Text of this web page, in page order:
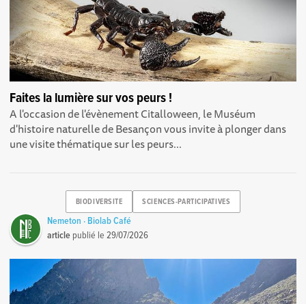
Faites la lumière sur vos peurs !
A l'occasion de l'évènement Citalloween, le Muséum
d'histoire naturelle de Besançon vous invite à plonger dans
une visite thématique sur les peurs...
BIODIVERSITE SCIENCES-PARTICIPATIVES
Nemeton · Biolab Café
article publié le29/07/2026